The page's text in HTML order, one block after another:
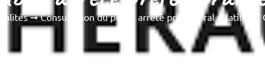
➞Consultation du public arrêté préfectoral relatif aux